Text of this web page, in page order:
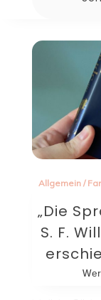
Allgemein /
„Die
S. F.